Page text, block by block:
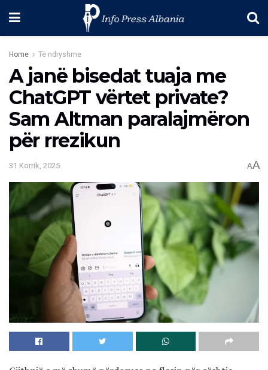
Home Të ndryshme
A janë bisedat tuaja me
ChatGPT vërtet private?
Sam Altman paralajmëron
për rrezikun
31 Korrik, 2025 AA